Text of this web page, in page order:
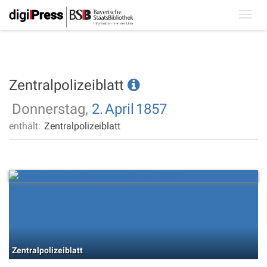
Zentralpolizeiblatt
Donnerstag, 2.April 1857
enthält: Zentralpolizeiblatt
Zentralpolizeiblatt